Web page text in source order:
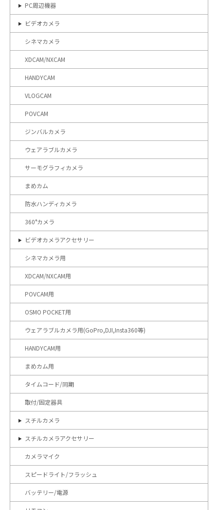
PC周辺機器
ビデオカメラ
シネマカメラ
XDCAM/NXCAM
HANDYCAM
VLOGCAM
POVCAM
ジンバルカメラ
ウェアラブルカメラ
サーモグラフィカメラ
まめカム
防水ハンディカメラ
360°カメラ
ビデオカメラアクセサリー
シネマカメラ用
XDCAM/NXCAM用
POVCAM用
OSMO POCKET用
ウェアラブルカメラ用(GoPro,DJI,Insta360等)
HANDYCAM用
まめカム用
タイムコード/同期
取付/固定器具
スチルカメラ
スチルカメラアクセサリー
カメラマイク
スピードライト/フラッシュ
バッテリー/電源